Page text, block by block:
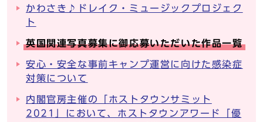
かわさき♪ドレイク・ミュージックプロジェク
ト
英国関連写真募集に御応募いただいた作品一覧
安心・安全な事前キャンプ運営に向けた感染症
対策について
内閣官房主催の「ホストタウンサミット
2021」において、ホストタウンアワード「優